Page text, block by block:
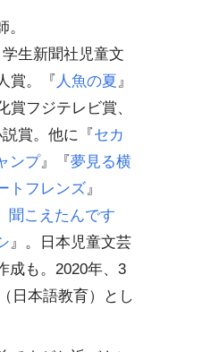
生新聞社児童文
賞。『 人魚の夏』
賞フジテレビ賞、
賞。他に『セカ
ンプ』『夢見る横
トフレンズ』
聞こえたんです
』。日本児童文芸
成も。2020年、3
日本語教育）とし